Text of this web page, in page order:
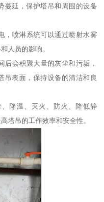
蔓延，保护塔吊和周围的设备
，喷淋系统可以通过喷射水雾
人员的影响。
后会积聚大量的灰尘和污垢，
吊表面，保持设备的清洁和良
降温、灭火、防火、降低静
塔吊的工作效率和安全性。